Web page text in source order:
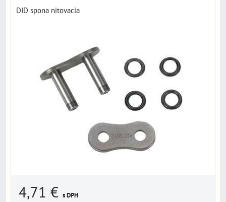
DID spona nitovacia
4,71 € s DPH